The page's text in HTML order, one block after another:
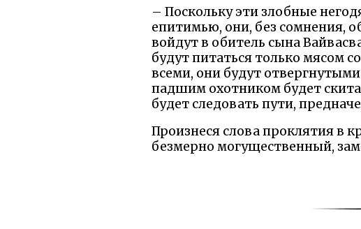
– Поскольку эти злобные
епитимью, они, без сомнения,
войдут в обитель сына
будут питаться только мясом
всеми, они будут
падшим охотником будет
будет следовать пути,
Произнеся слова проклятия в
безмерно могущественный,